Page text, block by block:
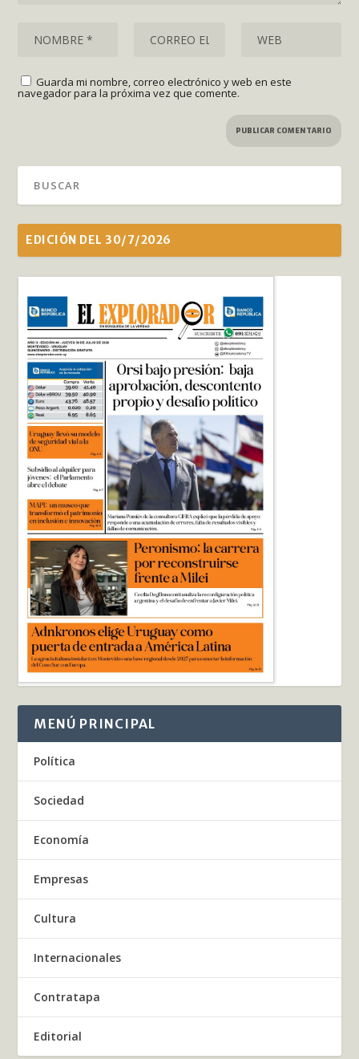
Guarda mi nombre, correo electrónico y web en este
navegador para la próxima vez que comente.
EDICIÓN DEL 30/7/2026
MENÚ PRINCIPAL
Política
Sociedad
Economía
Empresas
Cultura
Internacionales
Contratapa
Editorial